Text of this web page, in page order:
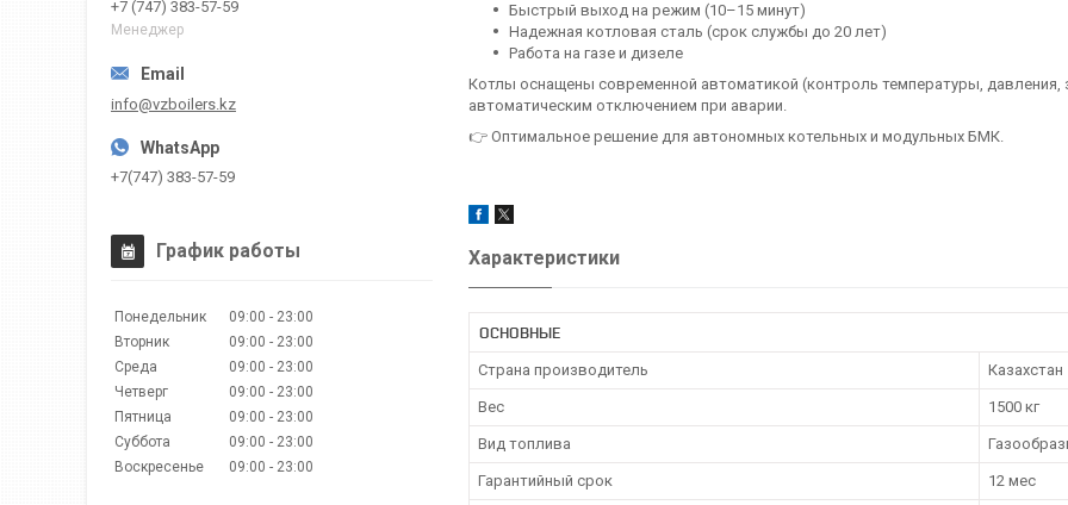
Быстрый выход на режим (10–15 минут)
Надежная котловая сталь (срок службы до 20 лет)
Работа на газе и дизеле
Котлы оснащены современной автоматикой (контроль температуры, давления,
автоматическим отключением при аварии.
👉 Оптимальное решение для автономных котельных и модульных БМК.
Характеристики
ОСНОВНЫЕ
Страна производитель Казахстан
Вес 1500 кг
Вид топлива
Гарантийный срок 12 мес
+7 (747) 383-57-59
Менеджер
info@vzboilers.kz
+7(747) 383-57-59
График работы
Понедельник 09:00
23:00
Вторник
09:00
23:00
Среда
09:00
23:00
Четверг
09:00
23:00
Пятница
09:00
23:00
Суббота
09:00
23:00
Воскресенье
09:00 23:00